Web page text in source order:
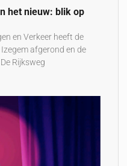
het nieuw: blik op
en Verkeer heeft de
afgerond en de
Rijksweg